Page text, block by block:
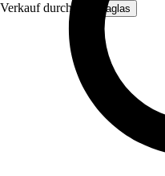
Verkauf durch: Hansaglas